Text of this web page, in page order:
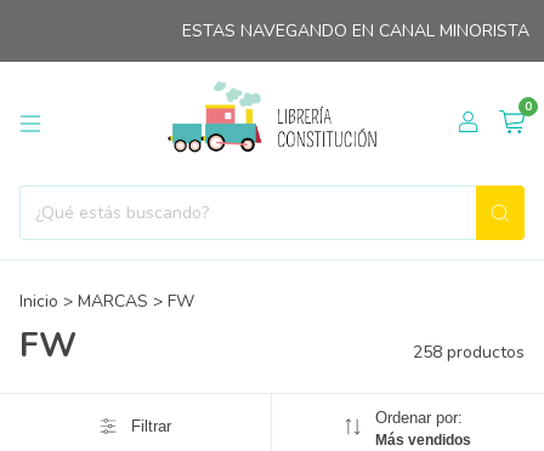
ESTAS NAVEGANDO EN CANAL MINORISTA
0
Inicio > MARCAS > FW
FW 258 productos
Filtrar Ordenar por:
Más vendidos